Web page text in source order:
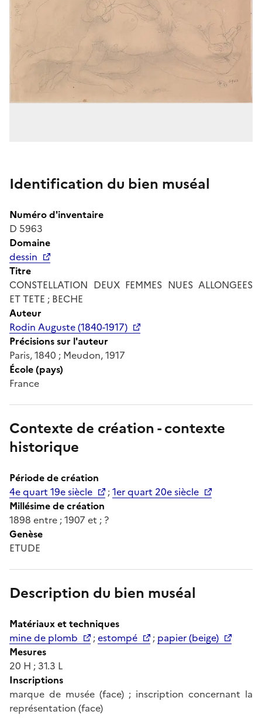
Identification du bien muséal
Numéro d'inventaire
D 5963
Domaine
dessin
Titre
CONSTELLATION DEUX FEMMES NUES ALLONGEES
ET TETE ; BECHE
Auteur
Rodin Auguste (1840-1917)
Précisions sur l'auteur
Paris, 1840 ; Meudon, 1917
École (pays)
France
Contexte de création - contexte
historique
Période de création
4e quart 19e siècle
;1er quart 20e siècle
Millésime de création
1898 entre ; 1907 et ; ?
Genèse
ETUDE
Description du bien muséal
Matériaux et techniques
mine de plomb
;estompé ; papier (beige)
Mesures
20 H ; 31.3 L
Inscriptions
marque de musée (face) ; inscription concernant la
représentation (face)